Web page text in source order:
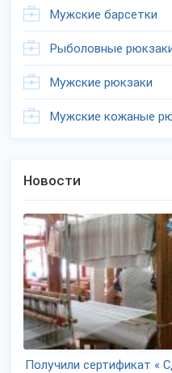
Мужские барсетки
Рыболовные
Мужские рюкзаки
Мужские кожаные
Новости
Получили сертификат «